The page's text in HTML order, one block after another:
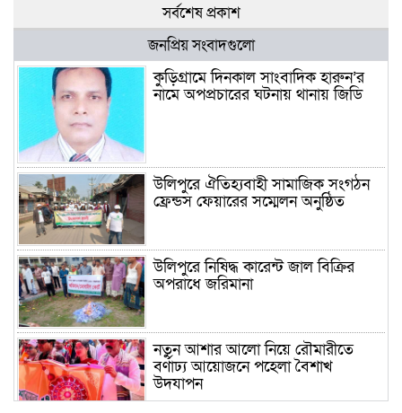
সর্বশেষ প্রকাশ
জনপ্রিয় সংবাদগুলো
কুড়িগ্রামে দিনকাল সাংবাদিক হারুন’র
নামে অপপ্রচারের ঘটনায় থানায় জিডি
উলিপুরে ঐতিহ্যবাহী সামাজিক সংগঠন
ফ্রেন্ডস ফেয়ারের সম্মেলন অনুষ্ঠিত
উলিপুরে নিষিদ্ধ কারেন্ট জাল বিক্রির
অপরাধে জরিমানা
নতুন আশার আলো নিয়ে রৌমারীতে
বর্ণাঢ্য আয়োজনে পহেলা বৈশাখ
উদযাপন